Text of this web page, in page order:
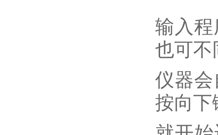
输入
也可不
仪器
按向下